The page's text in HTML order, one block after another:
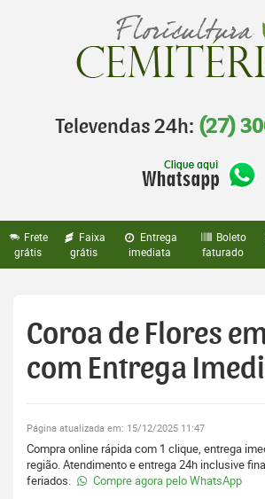
Televendas 24h: (27)
Frete
grátis
Faixa
grátis
Entrega
imediata
Boleto
faturado
Coroa de Flores
com Entrega
Página atualizada em: 15/12/2025 11:47
Compra online rápida com 1 clique, entrega
região. Atendimento e entrega 24h inclusive
feriados.
Compre agora pelo WhatsApp